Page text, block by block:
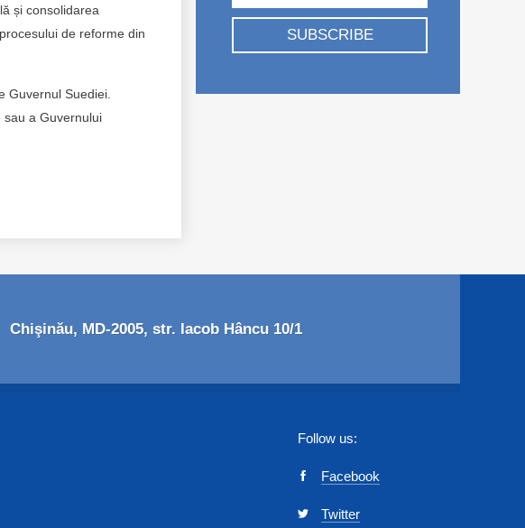
și consolidarea
de reforme din
Guvernul Suediei.
a Guvernului
SUBSCRIBE
Chişinău, MD-2005, str. Iacob Hâncu 10/1
Follow us:
Facebook
Twitter